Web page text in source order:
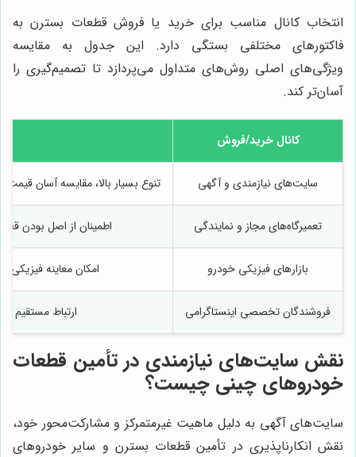
انتخاب کانال مناسب برای خرید یا فروش قطعات بسترن به
فاکتورهای مختلفی بستگی دارد. این جدول به مقایسه
ویژگی‌های اصلی روش‌های متداول می‌پردازد تا تصمیم‌گیری را
آسان‌تر کند.
کانال خرید/فروش
سایت‌های نیازمندی و آگهی تنوع بسیار بالا، مقایسه آسان
تعمیرگاه‌های مجاز و نمایندگی اطمینان از اصل بودن
بازارهای فیزیکی خودرو امکان معاینه فیزیکی
فروشندگان تخصصی اینستاگرامی ارتباط مستقیم
نقش سایت‌های نیازمندی در تأمین قطعات
خودروهای چینی چیست؟
سایت‌های آگهی به دلیل ماهیت غیرمتمرکز و مشارکت‌محور خود،
نقش انکارناپذیری در تأمین قطعات بسترن و سایر خودروهای